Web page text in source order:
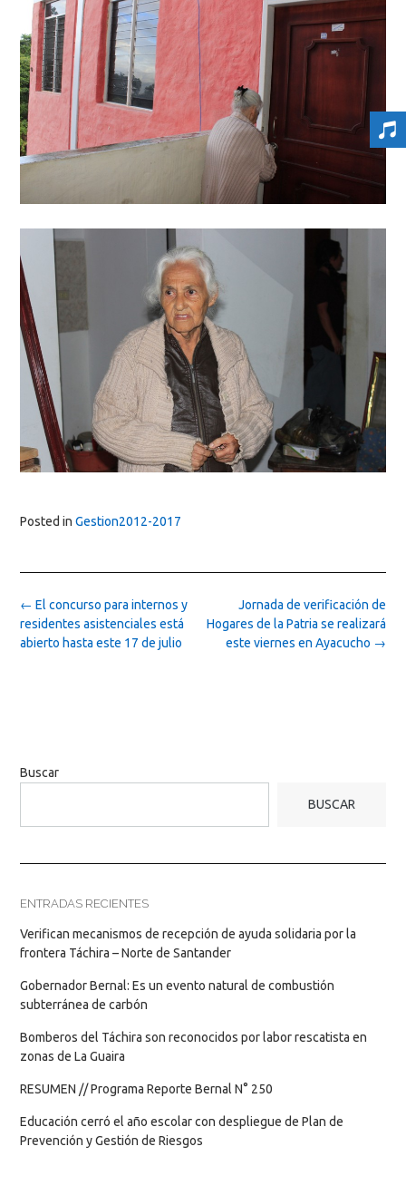
Posted in Gestion2012-2017
Post
navigation
Jornada de verificación de
Hogares de la Patria se realizará
este viernes en Ayacucho →
← El concurso para internos y
residentes asistenciales está
abierto hasta este 17 de julio
Buscar
BUSCAR
ENTRADAS RECIENTES
Verifican mecanismos de recepción de ayuda solidaria por la
frontera Táchira – Norte de Santander
Gobernador Bernal: Es un evento natural de combustión
subterránea de carbón
Bomberos del Táchira son reconocidos por labor rescatista en
zonas de La Guaira
RESUMEN // Programa Reporte Bernal N° 250
Educación cerró el año escolar con despliegue de Plan de
Prevención y Gestión de Riesgos